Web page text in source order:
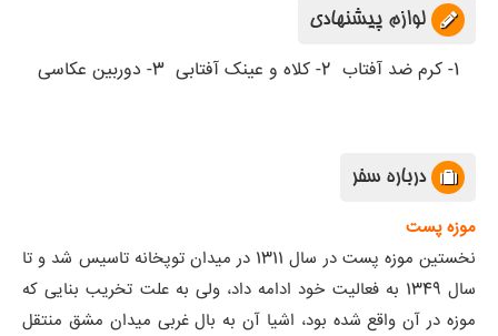
لوازم پیشنهادی
1- کرم ضد آفتاب 2- کلاه و عینک آفتابی 3- دوربین عکاسی
درباره سفر
موزه پست
نخستین موزه پست در سال 1311 در میدان توپخانه تاسیس شد و تا
سال 1349 به فعالیت خود ادامه داد، ولی به علت تخریب بنایی که
موزه در آن واقع شده بود، اشیا آن به بال غربی میدان مشق منتقل